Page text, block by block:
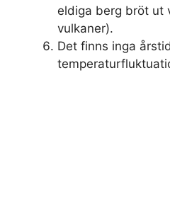
eldiga berg bröt ut
vulkaner).
Det finns inga